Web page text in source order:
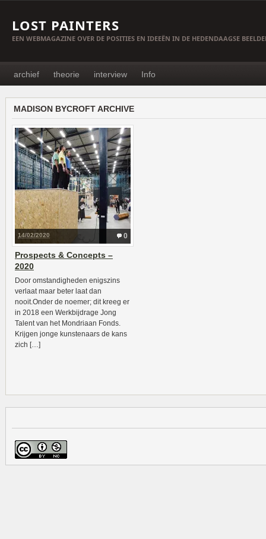
LOST PAINTERS
EEN WEBMAGAZINE OVER DE POSITIES EN IDEEËN IN DE HEDENDAAGSE
archief theorie interview Info
MADISON BYCROFT ARCHIVE
0
14/02/2020
Prospects & Concepts –
2020
Door omstandigheden enigszins
verlaat maar beter laat dan
nooit.Onder de noemer; dit kreeg er
in 2018 een Werkbijdrage Jong
Talent van het Mondriaan Fonds.
Krijgen jonge kunstenaars de kans
zich […]